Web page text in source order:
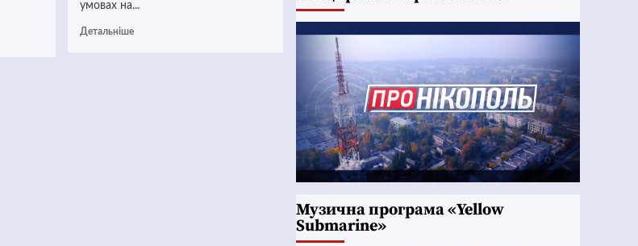
умовах на...
Детальніше
Музична програма «Yellow
Submarine»